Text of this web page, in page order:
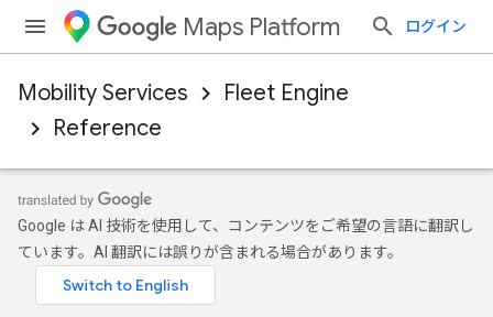
Maps Platform ログイン
Mobility Services
Fleet Engine
Reference
Google は AI 技術を使用して、コンテンツをご希望の言語に翻訳し
ています。AI 翻訳には誤りが含まれる場合があります。